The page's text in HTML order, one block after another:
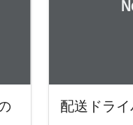
配送ドラ